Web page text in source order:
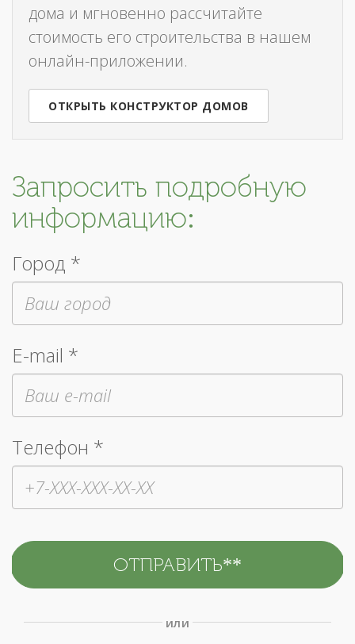
дома и мгновенно рассчитайте
стоимость его строительства в нашем
онлайн-приложении.
ОТКРЫТЬ КОНСТРУКТОР ДОМОВ
Запросить подробную
информацию:
Город *
E-mail *
Телефон *
или